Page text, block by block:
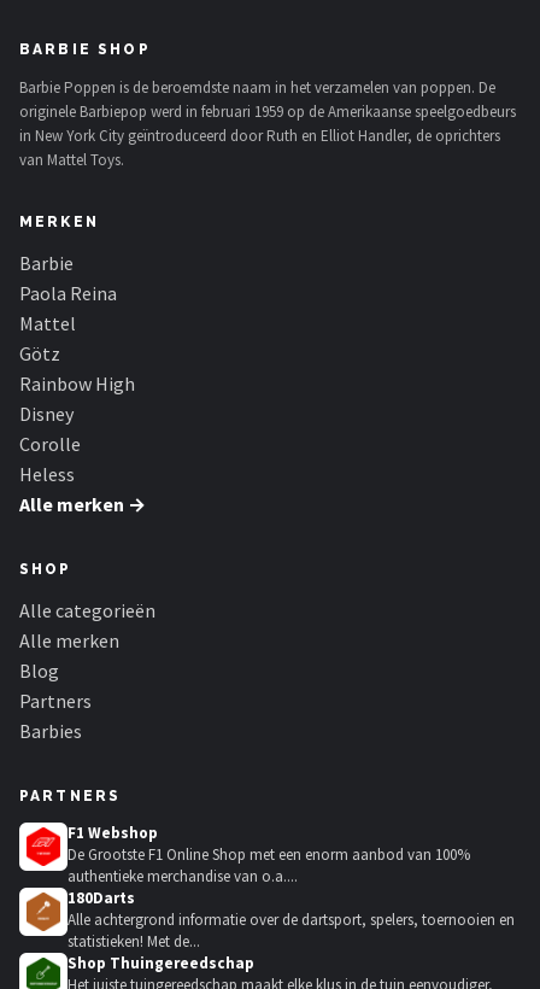
BARBIE SHOP
Barbie Poppen is de beroemdste naam in het verzamelen van poppen. De
originele Barbiepop werd in februari 1959 op de Amerikaanse speelgoedbeurs
in New York City geïntroduceerd door Ruth en Elliot Handler, de oprichters
van Mattel Toys.
MERKEN
Barbie
Paola Reina
Mattel
Götz
Rainbow High
Disney
Corolle
Heless
Alle merken →
SHOP
Alle categorieën
Alle merken
Blog
Partners
Barbies
PARTNERS
F1 Webshop
De Grootste F1 Online Shop met een enorm aanbod van 100%
authentieke merchandise van o.a....
180Darts
Alle achtergrond informatie over de dartsport, spelers, toernooien en
statistieken! Met de...
Shop Thuingereedschap
Het juiste tuingereedschap maakt elke klus in de tuin eenvoudiger,